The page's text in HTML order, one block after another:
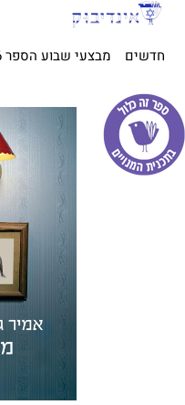
חדשים מבצעי שבוע הספר 2026